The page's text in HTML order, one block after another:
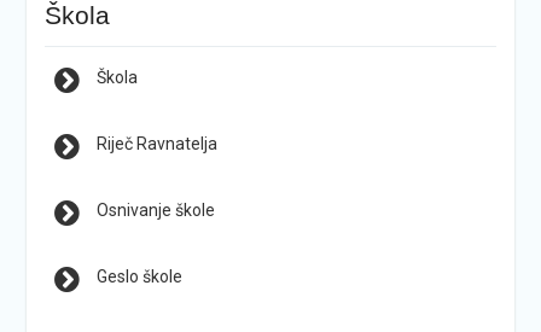
Škola
Škola
Riječ Ravnatelja
Osnivanje škole
Geslo škole